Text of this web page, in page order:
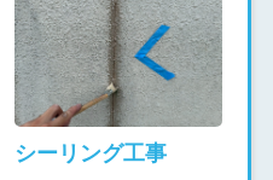
シーリング工事